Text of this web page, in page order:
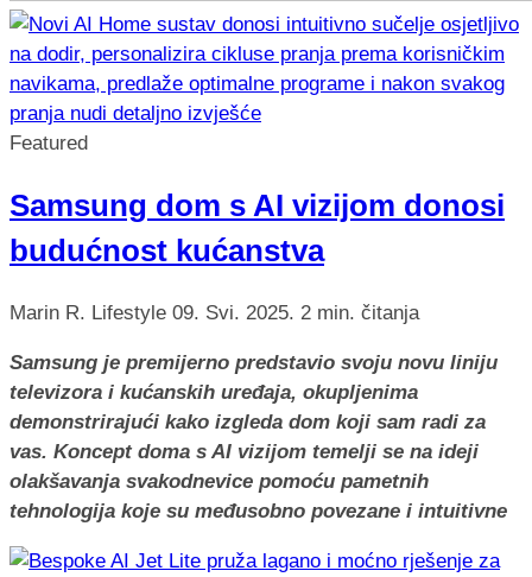
Featured
Samsung dom s AI vizijom donosi
budućnost kućanstva
Marin R. Lifestyle 09. Svi. 2025. 2 min. čitanja
Samsung je premijerno predstavio svoju novu liniju
televizora i kućanskih uređaja, okupljenima
demonstrirajući kako izgleda dom koji sam radi za
vas. Koncept doma s AI vizijom temelji se na ideji
olakšavanja svakodnevice pomoću pametnih
tehnologija koje su međusobno povezane i intuitivne